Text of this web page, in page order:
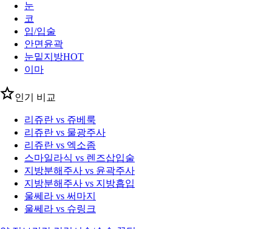
눈
코
입/입술
안면윤곽
눈밑지방HOT
이마
인기 비교
리쥬란 vs 쥬베룩
리쥬란 vs 물광주사
리쥬란 vs 엑소좀
스마일라식 vs 렌즈삽입술
지방분해주사 vs 윤곽주사
지방분해주사 vs 지방흡입
울쎄라 vs 써마지
울쎄라 vs 슈링크